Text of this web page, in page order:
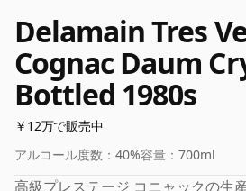
Delamain Tres
Cognac Daum
Bottled 1980s
￥12万で販売中
アルコール度数： 40%容量： 700ml
高級プレステージ コニャックの生